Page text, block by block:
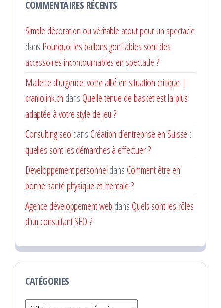
COMMENTAIRES RÉCENTS
Simple décoration ou véritable atout pour un spectacle
dans Pourquoi les ballons gonflables sont des
accessoires incontournables en spectacle ?
Mallette d’urgence: votre allié en situation critique |
craniolink.ch dans Quelle tenue de basket est la plus
adaptée à votre style de jeu ?
Consulting seo dans Création d’entreprise en Suisse :
quelles sont les démarches à effectuer ?
Developpement personnel dans Comment être en
bonne santé physique et mentale ?
Agence développement web dans Quels sont les rôles
d’un consultant SEO ?
CATÉGORIES